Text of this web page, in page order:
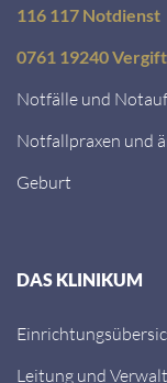
116 117 Notdienst
0761 19240
Notfälle und
Notfallpraxen und
Geburt
DAS KLINIKUM
Leitung und